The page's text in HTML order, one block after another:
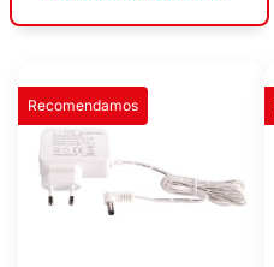
Recomendamos